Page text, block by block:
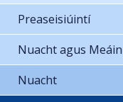
Preaseisiúintí
Nuacht agus Meáin
Nuacht